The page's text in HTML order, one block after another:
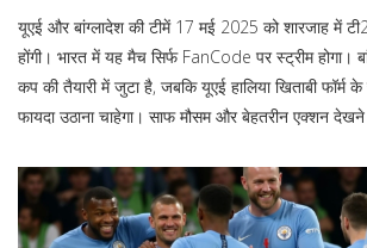
यूएई और बांग्लादेश की टीमें 17 मई 2025 को शारजाह में
होंगी। भारत में यह मैच सिर्फ FanCode पर स्ट्रीम होगा।
कप की तैयारी में जुटा है, जबकि यूएई हालिया खिताबी फॉर्म
फायदा उठाना चाहेगा। साफ मौसम और बेहतरीन एक्शन देखने